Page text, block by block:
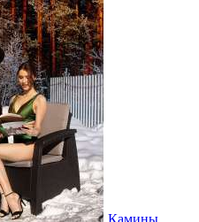
Камины